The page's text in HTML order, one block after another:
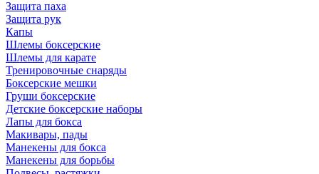
Защита паха
Защита рук
Капы
Шлемы боксерские
Шлемы для карате
Тренировочные снаряды
Боксерские мешки
Груши боксерские
Детские боксерские наборы
Лапы для бокса
Макивары, пады
Манекены для бокса
Манекены для борьбы